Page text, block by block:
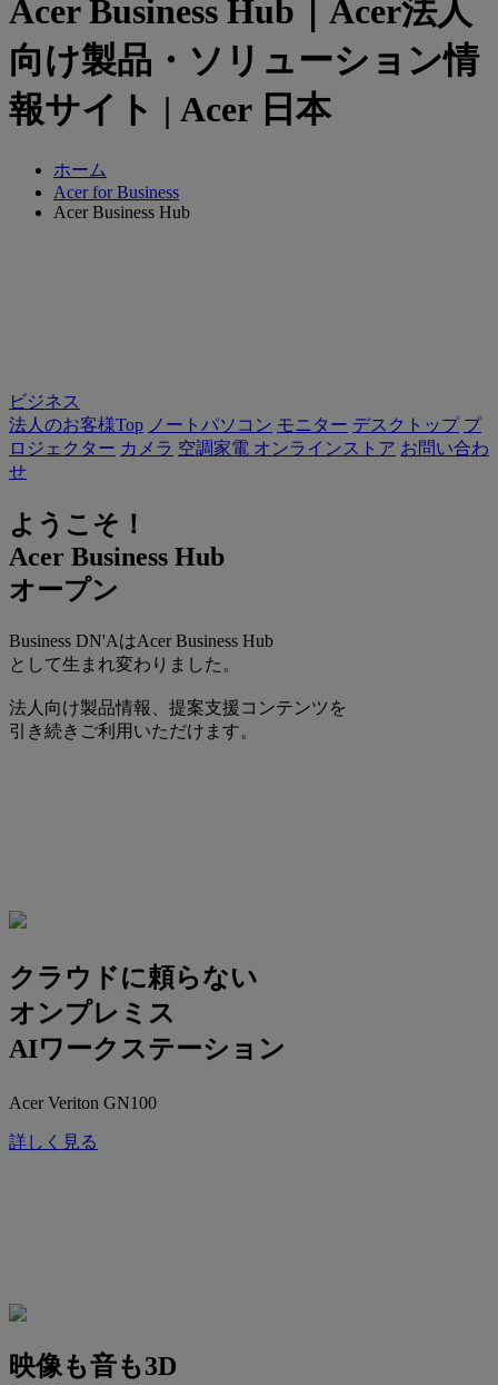
Acer Business Hub｜Acer法人
向け製品・ソリューション情
報サイト | Acer 日本
ホーム
Acer for Business
Acer Business Hub
ビジネス
法人のお客様Top ノートパソコン モニター デスクトップ プ
ロジェクター カメラ 空調家電 オンラインストア お問い合わ
せ
ようこそ！
Acer Business Hub
オープン
Business DN'AはAcer Business Hub
として生まれ変わりました。
法人向け製品情報、提案支援コンテンツを
引き続きご利用いただけます。
クラウドに頼らない
オンプレミス
AIワークステーション
Acer Veriton GN100
詳しく見る
映像も音も3D